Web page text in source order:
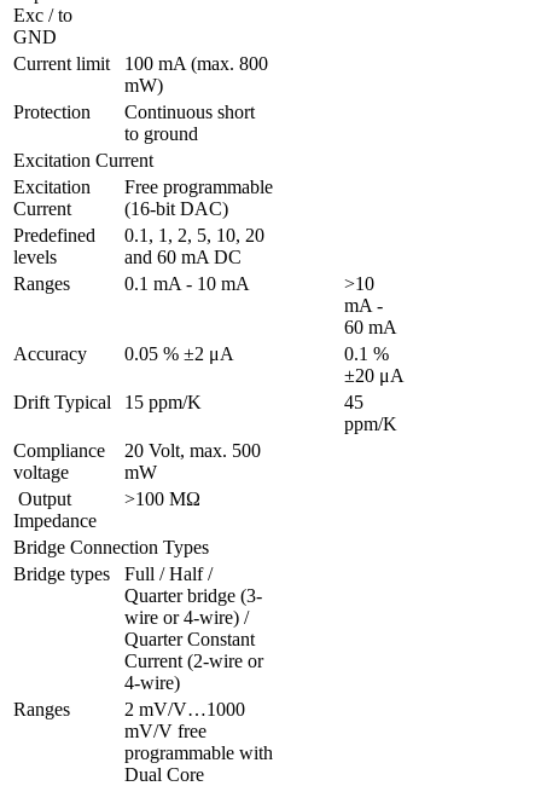
Exc / to
GND
Current limit
100 mA (max. 800
mW)
Protection
Continuous short
to ground
Excitation Current
Excitation
Current
Free programmable
(16-bit DAC)
Predefined
levels
0.1, 1, 2, 5, 10, 20
and 60 mA DC
Ranges
0.1 mA - 10 mA
>10
mA -
60 mA
Accuracy
0.05 % ±2 μA
0.1 %
±20 μA
Drift Typical
15 ppm/K
45
ppm/K
Compliance
voltage
20 Volt, max. 500
mW
Impedance
>100 MΩ
Bridge Connection Types
Bridge types
Full / Half /
Quarter bridge (3-
wire or 4-wire) /
Quarter Constant
Current (2-wire or
4-wire)
Ranges
2 mV/V…1000
mV/V free
programmable with
Dual Core